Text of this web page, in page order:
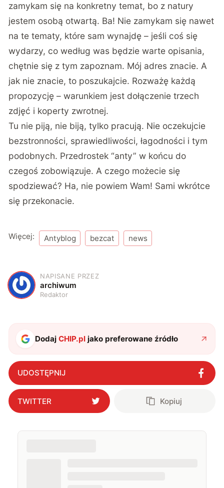
zamykam się na konkretny temat, bo z natury
jestem osobą otwartą. Ba! Nie zamykam się nawet
na te tematy, które sam wynajdę – jeśli coś się
wydarzy, co według was będzie warte opisania,
chętnie się z tym zapoznam. Mój adres znacie. A
jak nie znacie, to poszukajcie. Rozważę każdą
propozycję – warunkiem jest dołączenie trzech
zdjęć i koperty zwrotnej.
Tu nie piją, nie biją, tylko pracują. Nie oczekujcie
bezstronności, sprawiedliwości, łagodności i tym
podobnych. Przedrostek “anty” w końcu do
czegoś zobowiązuje. A czego możecie się
spodziewać? Ha, nie powiem Wam! Sami wkrótce
się przekonacie.
Więcej: Antyblog bezcat news
A
NAPISANE PRZEZ
archiwum
Redaktor
DodajCHIP.pl jako preferowane źródło
UDOSTĘPNIJ
TWITTER Kopiuj